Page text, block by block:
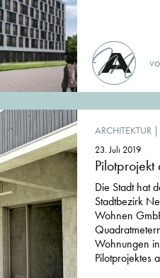
ARCHITEKTUR |
23. Juli 2019
Die Stadt hat
Stadtbezirk
Wohnen
Wohnungen
Pilotprojektes